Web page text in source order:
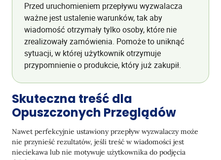
Przed uruchomieniem przepływu wyzwalacza
ważne jest ustalenie warunków, tak aby
wiadomość otrzymały tylko osoby, które nie
zrealizowały zamówienia. Pomoże to uniknąć
sytuacji, w której użytkownik otrzymuje
przypomnienie o produkcie, który już zakupił.
Skuteczna treść dla
Opuszczonych Przeglądów
Nawet perfekcyjnie ustawiony przepływ wyzwalaczy może
nie przynieść rezultatów, jeśli treść w wiadomości jest
nieciekawa lub nie motywuje użytkownika do podjęcia